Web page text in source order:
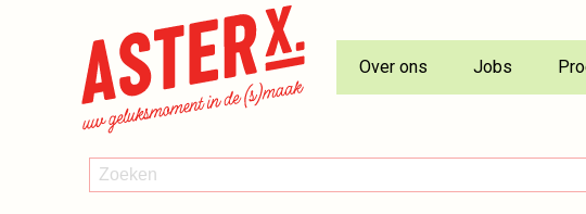
Over ons Jobs
ZOEKEN
Zoeken